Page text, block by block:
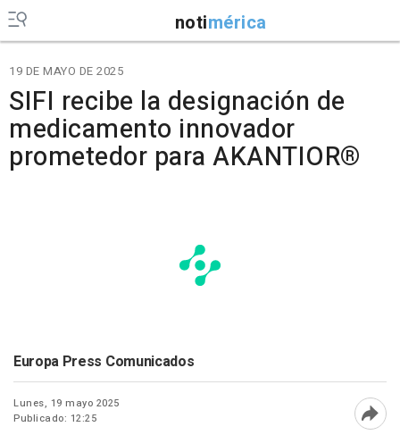
notimérica
19 DE MAYO DE 2025
SIFI recibe la designación de
medicamento innovador
prometedor para AKANTIOR®
Europa Press Comunicados
Lunes, 19 mayo 2025
Publicado: 12:25